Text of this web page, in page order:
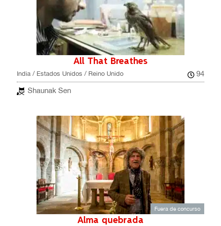
All That Breathes
India / Estados Unidos / Reino Unido
94
Shaunak Sen
Fuera de concurso
Alma quebrada